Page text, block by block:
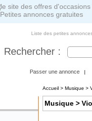
Petites annonces gratuites
Liste des petites
Rechercher :
Passer une annonce |
Accueil> Musique >
Musique>